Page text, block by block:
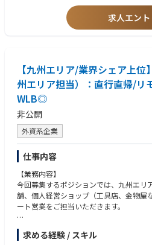
AMは担当するFCの設備・装置の状態を
■具体的には…
◎40%
生産設備、物流設備の生産性、稼働率、
動。
◎30%
生産設備、物流設備の修理・メンテナン
◎10％
改善のための設備メーカーとの折衝、作
◎10%
優秀な人材の採用、メンバーの評価、シ
◎5%
メンテナンステクニシャンへの教育・ト
◎5%
部品購買業務と在庫管理業務。資産管理業
●会社の方針に沿った組織の目標設定し
●労働安全衛生基礎知識 （法規の理解
識）
●労務管理の経験1年以上
●機械部品（モーター・エアシリンダー
電気部品（インバーター・光学センサー
御機器（PLC・サーボアンプ・タッチパ
知識
●機械加工、CAD、設計の知識・経験
●またはPLCを使った制御・通信のプロ
●または装置改善、フィールドサポート
●または5年以上の装置開発経験または
求人エント
【九州エリア/業界シェア上
州エリア担当）：直行直帰/リ
WLB◎
非公開
外資系企業
仕事内容
【業務内容】
今回募集するポジションでは、九州エリ
舗、個人経営ショップ（工具店、金物屋
ート営業をご担当いただきます。
取扱商材は、インパクトドライバ、丸の
はじめとする当社製品全般です。
求める経験 / スキル